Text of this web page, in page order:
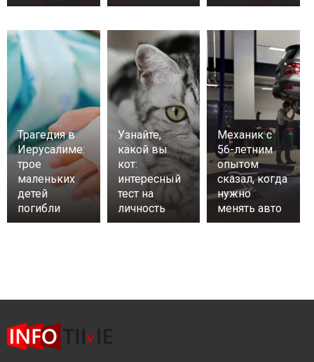
Трагедия в
Иерусалиме:
трое
маленьких
детей
погибли
Узнайте,
какой вы
кот:
интересный
тест на
личность
Механик с
56-летним
опытом
сказал, когда
нужно
менять авто